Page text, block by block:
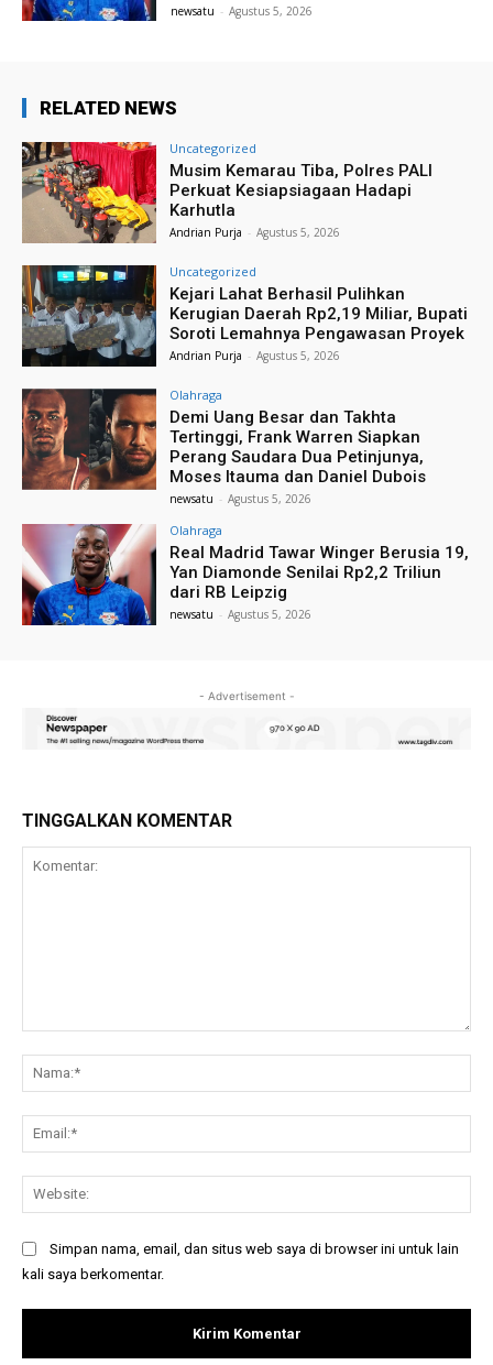
newsatu - Agustus 5, 2026
RELATED NEWS
Uncategorized
Musim Kemarau Tiba, Polres PALI
Perkuat Kesiapsiagaan Hadapi
Karhutla
Andrian Purja - Agustus 5, 2026
Uncategorized
Kejari Lahat Berhasil Pulihkan
Kerugian Daerah Rp2,19 Miliar, Bupati
Soroti Lemahnya Pengawasan Proyek
Andrian Purja - Agustus 5, 2026
Olahraga
Demi Uang Besar dan Takhta
Tertinggi, Frank Warren Siapkan
Perang Saudara Dua Petinjunya,
Moses Itauma dan Daniel Dubois
newsatu - Agustus 5, 2026
Olahraga
Real Madrid Tawar Winger Berusia 19,
Yan Diamonde Senilai Rp2,2 Triliun
dari RB Leipzig
newsatu - Agustus 5, 2026
- Advertisement -
TINGGALKAN KOMENTAR
Simpan nama, email, dan situs web saya di browser ini untuk lain
kali saya berkomentar.